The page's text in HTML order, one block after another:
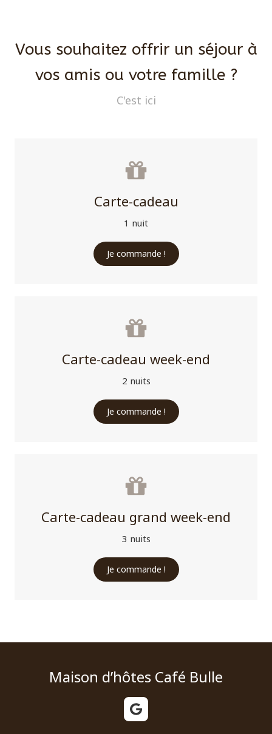
Vous souhaitez offrir un séjour à
vos amis ou votre famille ?
C'est ici
Carte-cadeau
1 nuit
Je commande !
Carte-cadeau week-end
2 nuits
Je commande !
Carte-cadeau grand week-end
3 nuits
Je commande !
Maison d’hôtes Café Bulle